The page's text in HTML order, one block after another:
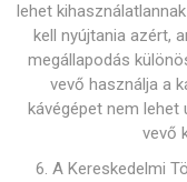
lehet
kell nyújtania azért,
megállapodás
vevő használja a
kávégépet nem lehet
vevő
6. A Kereskedelmi